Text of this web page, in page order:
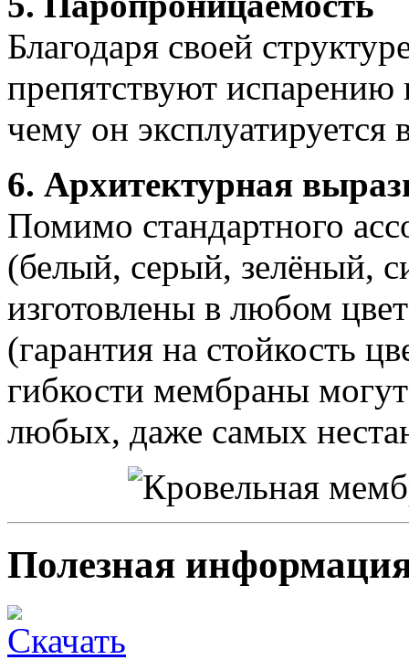
Благодаря своей
препятствуют испарению
чему он
6. Архитектурная
Помимо стандартного
(белый, серый, зелёный,
изготовлены в любом
(гарантия на стойкость
гибкости мембраны
любых, даже самых
Полезная